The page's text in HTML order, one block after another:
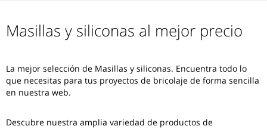
Masillas y siliconas al mejor precio
La mejor selección de Masillas y siliconas. Encuentra todo lo
que necesitas para tus proyectos de bricolaje de forma sencilla
en nuestra web.
Descubre nuestra amplia variedad de productos de